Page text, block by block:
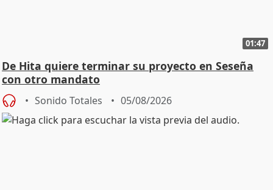
01:47
De Hita quiere terminar su proyecto en Seseña
con otro mandato
Sonido Totales 05/08/2026